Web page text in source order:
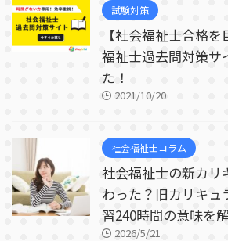
試験対策
【社会福祉士合格
福祉士過去問対策サ
た！
2021/10/20
社会福祉士コラム
社会福祉士の新カリ
わった？旧カリキュ
習240時間の意味を
2026/5/21